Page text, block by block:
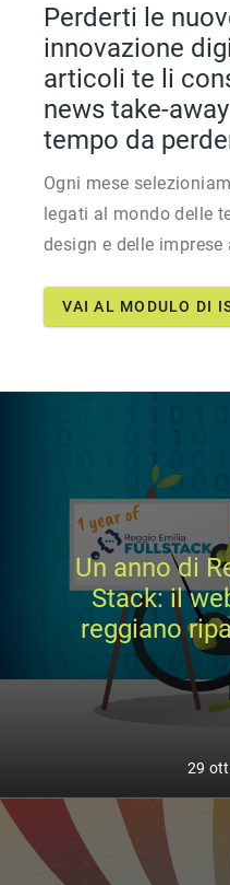
Perderti le
innovazione
articoli te li
news take-
tempo da
Ogni mese
legati al mondo delle
design e delle imprese
VAI AL MODULO DI
Un anno di
Stack: il
reggiano
29